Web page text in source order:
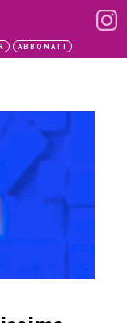
ABBONATI